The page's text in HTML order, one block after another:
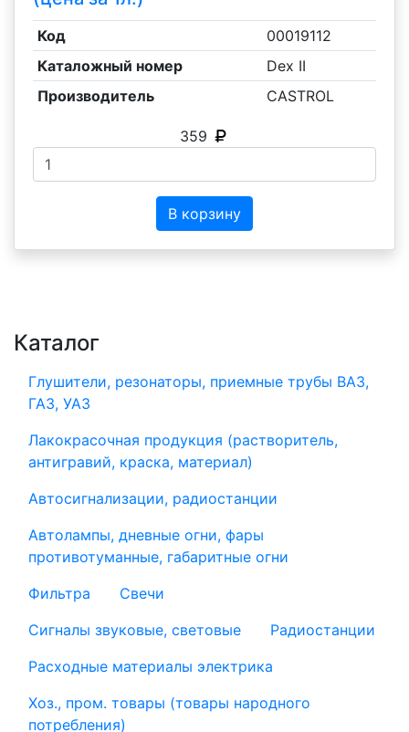
Код
00019112
Каталожный номер
Dex II
Производитель
CASTROL
359
В корзину
Каталог
Глушители, резонаторы, приемные трубы ВАЗ,
ГАЗ, УАЗ
Лакокрасочная продукция (растворитель,
антигравий, краска, материал)
Автосигнализации, радиостанции
Автолампы, дневные огни, фары
противотуманные, габаритные огни
Фильтра
Свечи
Сигналы звуковые, световые
Радиостанции
Расходные материалы электрика
Хоз., пром. товары (товары народного
потребления)